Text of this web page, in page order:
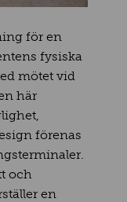
för en
fysiska
mötet vid
här
förenas
och
en